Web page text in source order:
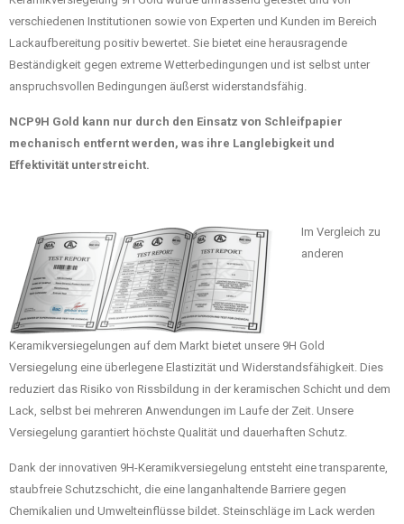
verschiedenen Institutionen sowie von Experten und Kunden im Bereich
Lackaufbereitung positiv bewertet. Sie bietet eine herausragende
Beständigkeit gegen extreme Wetterbedingungen und ist selbst unter
anspruchsvollen Bedingungen äußerst widerstandsfähig.
NCP9H Gold kann nur durch den Einsatz von Schleifpapier
mechanisch entfernt werden, was ihre Langlebigkeit und
Effektivität unterstreicht.
Im Vergleich zu
anderen
Keramikversiegelungen auf dem Markt bietet unsere 9H Gold
Versiegelung eine überlegene Elastizität und Widerstandsfähigkeit. Dies
reduziert das Risiko von Rissbildung in der keramischen Schicht und dem
Lack, selbst bei mehreren Anwendungen im Laufe der Zeit. Unsere
Versiegelung garantiert höchste Qualität und dauerhaften Schutz.
Dank der innovativen 9H-Keramikversiegelung entsteht eine transparente,
staubfreie Schutzschicht, die eine langanhaltende Barriere gegen
Chemikalien und Umwelteinflüsse bildet. Steinschläge im Lack werden